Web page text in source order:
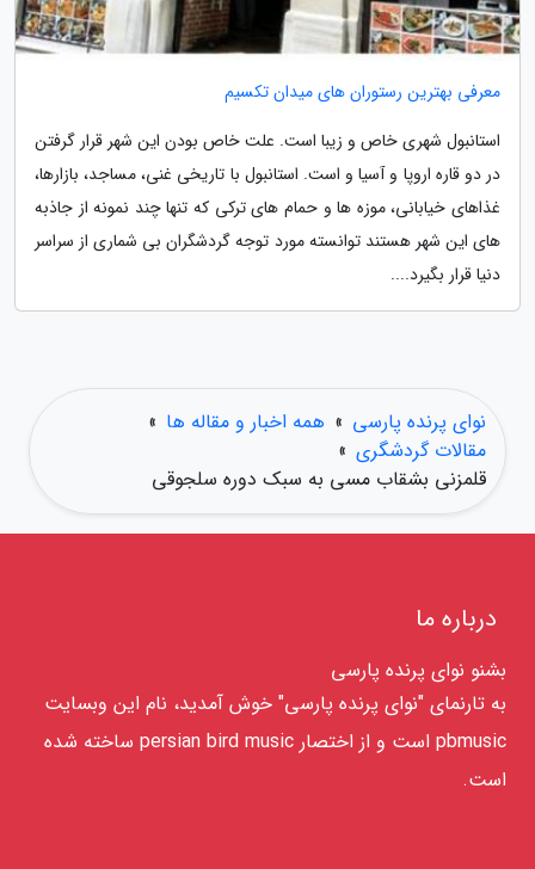
معرفی بهترین رستوران های میدان تکسیم
استانبول شهری خاص و زیبا است. علت خاص بودن این شهر قرار گرفتن
در دو قاره اروپا و آسیا و است. استانبول با تاریخی غنی، مساجد، بازارها،
غذاهای خیابانی، موزه ها و حمام های ترکی که تنها چند نمونه از جاذبه
های این شهر هستند توانسته مورد توجه گردشگران بی شماری از سراسر
دنیا قرار بگیرد....
نوای پرنده پارسی » همه اخبار و مقاله ها »
مقالات گردشگری »
قلمزنی بشقاب مسی به سبک دوره سلجوقی
درباره ما
بشنو نوای پرنده پارسی
به تارنمای "نوای پرنده پارسی" خوش آمدید، نام این وبسایت
pbmusic است و از اختصار persian bird music ساخته شده
است.